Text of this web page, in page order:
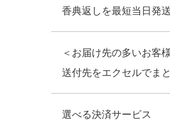
香典返しを最短当日発送
＜お届け先の多いお客
送付先をエクセルでまと
選べる決済サービス